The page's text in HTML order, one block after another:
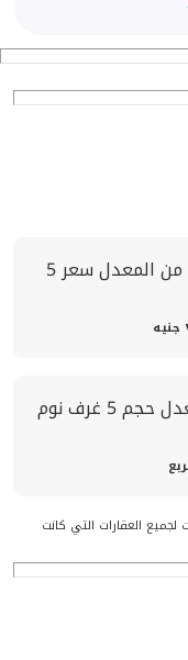
من المعدلسعر5
حجم
5 غرف نوم
العقارات التي كانت